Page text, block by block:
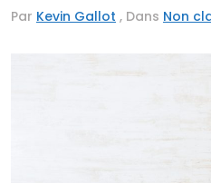
Par Kevin Gallot , Dans Non